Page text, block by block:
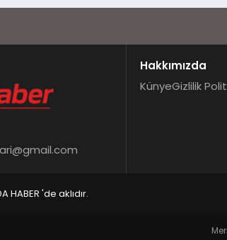
Hakkımızda
KünyeGizlilik
HABER 'de aklıdır.